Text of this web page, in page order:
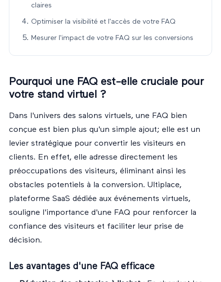
claires
Optimiser la visibilité et l'accès de votre FAQ
Mesurer l'impact de votre FAQ sur les conversions
Pourquoi une FAQ est-elle cruciale pour
votre stand virtuel ?
Dans l'univers des salons virtuels, une FAQ bien
conçue est bien plus qu'un simple ajout; elle est un
levier stratégique pour convertir les visiteurs en
clients. En effet, elle adresse directement les
préoccupations des visiteurs, éliminant ainsi les
obstacles potentiels à la conversion. Ultiplace,
plateforme SaaS dédiée aux événements virtuels,
souligne l'importance d'une FAQ pour renforcer la
confiance des visiteurs et faciliter leur prise de
décision.
Les avantages d'une FAQ efficace